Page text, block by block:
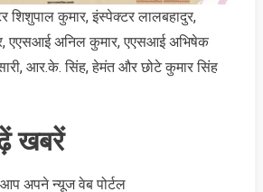
शिशुपाल कुमार, इंस्पेक्टर लालबहादुर,
एएसआई अनिल कुमार, एएसआई अभिषेक
आर.के. सिंह, हेमंत और छोटे कुमार सिंह
खबरें
अपने न्‍यूज वेब पोर्टल